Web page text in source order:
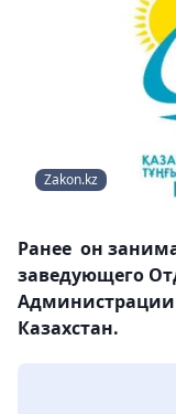
Zakon.kz
Ранее он
заведующего
Администрации
Казахстан.